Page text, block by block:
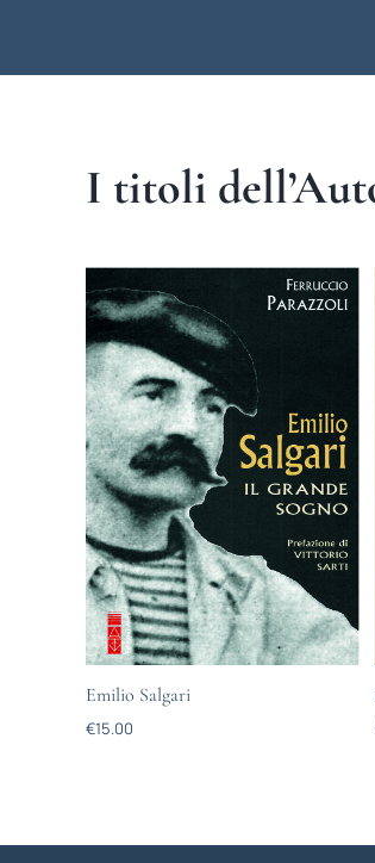
I titoli
Emilio Salgari
€15.00